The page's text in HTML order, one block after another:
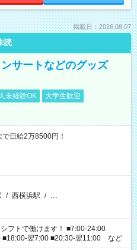
掲載日：2026.08.07
読
サートなどのグッズ
未経験OK
大学生歓迎
日給2万8500円！
/ 西横浜駅 / …
フトで働けます！ ■7:00-24:00
■18:00-翌7:00 ■20:30-翌11:00 など